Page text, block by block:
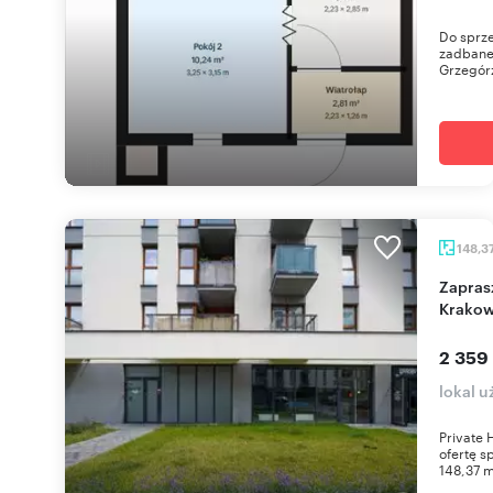
Do
Zapraszam do zakupu lokalu 148 m² w centrum
2 359
lokal
Private
ofertę
148,37